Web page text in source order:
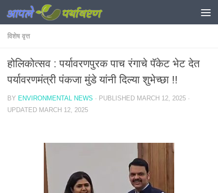
Skip to content
विशेष वृत्त
होलिकोत्सव : पर्यावरणपुरक पाच रंगाचे पॅकेट भेट देत
पर्यावरणमंत्री पंकजा मुंडे यांनी दिल्या शुभेच्छा !!
BY ENVIRONMENTAL NEWS · PUBLISHED MARCH 12, 2025 ·
UPDATED MARCH 12, 2025